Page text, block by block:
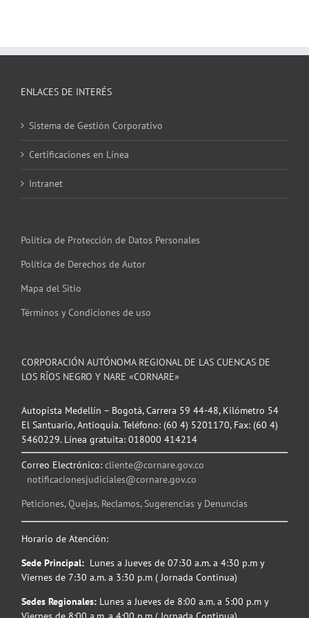
ENLACES DE INTERÉS
Sistema de Gestión Corporativo
Certificaciones en Línea
Intranet
Política de Protección de Datos Personales
Política de Derechos de Autor
Mapa del Sitio
Términos y Condiciones de uso
CORPORACIÓN AUTÓNOMA REGIONAL DE LAS CUENCAS DE
LOS RÍOS NEGRO Y NARE «CORNARE»
Autopista Medellín – Bogotá, Carrera 59 44-48, Kilómetro 54
El Santuario, Antioquia. Teléfono: (60 4) 5201170, Fax: (60 4)
5460229. Línea gratuita: 018000 414214
Correo Electrónico: cliente@cornare.gov.co
notificacionesjudiciales@cornare.gov.co
Peticiones, Quejas, Reclamos, Sugerencias y Denuncias
Horario de Atención:
Sede Principal: Lunes a Jueves de 07:30 a.m. a 4:30 p.m y
Viernes de 7:30 a.m. a 3:30 p.m ( Jornada Continua)
Sedes Regionales: Lunes a Jueves de 8:00 a.m. a 5:00 p.m y